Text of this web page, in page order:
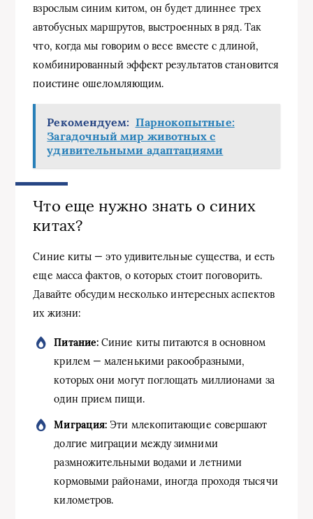
взрослым синим китом, он будет длиннее трех
автобусных маршрутов, выстроенных в ряд. Так
что, когда мы говорим о весе вместе с длиной,
комбинированный эффект результатов становится
поистине ошеломляющим.
Рекомендуем: Парнокопытные:
Загадочный мир животных с
удивительными адаптациями
Что еще нужно знать о синих
китах?
Синие киты — это удивительные существа, и есть
еще масса фактов, о которых стоит поговорить.
Давайте обсудим несколько интересных аспектов
их жизни:
Питание: Синие киты питаются в основном
крилем — маленькими ракообразными,
которых они могут поглощать миллионами за
один прием пищи.
Миграция: Эти млекопитающие совершают
долгие миграции между зимними
размножительными водами и летними
кормовыми районами, иногда проходя тысячи
километров.